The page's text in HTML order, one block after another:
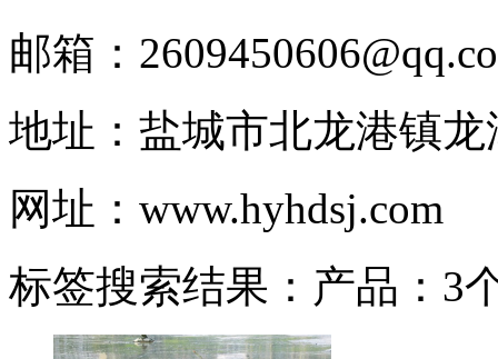
邮箱：
地址：盐城市北龙港镇龙
网址：www.hyhdsj.com
标签搜索结果：产品：3